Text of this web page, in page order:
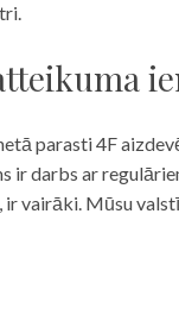
parasti 4F
ir darbs ar
vairāki. Mūsu